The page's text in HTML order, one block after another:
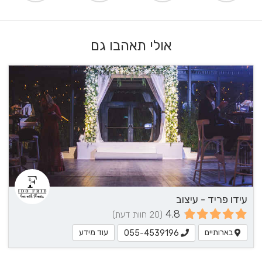
אולי תאהבו גם
עידו פריד - עיצוב
4.8 (20 חוות דעת)
בארותיים 055-4539196 עוד מידע